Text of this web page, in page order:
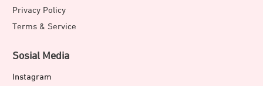
Privacy Policy
Terms & Service
Sosial Media
Instagram